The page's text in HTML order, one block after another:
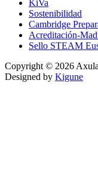
KiVa
Sostenibilidad
Cambridge
Acreditación-
Sello STEAM
Copyright © 2026
Designed by Kigune